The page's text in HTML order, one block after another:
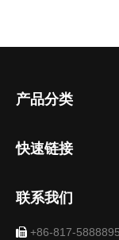
产品分类
快速链接
联系我们
 +86-817-5888895